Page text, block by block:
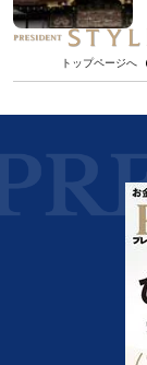
トップページへ